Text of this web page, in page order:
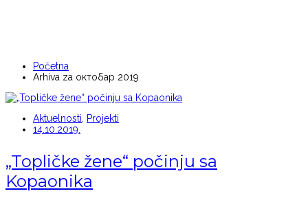
Početna
Arhiva za октобар 2019
Aktuelnosti, Projekti
14.10.2019.
„Topličke žene“ počinju sa
Kopaonika